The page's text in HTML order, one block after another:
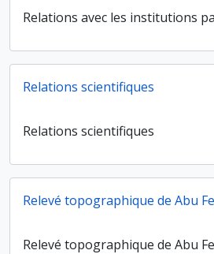
Relations avec les institutions
Relations scientifiques
Relations scientifiques
Relevé topographique de Abu
Relevé topographique de Abu